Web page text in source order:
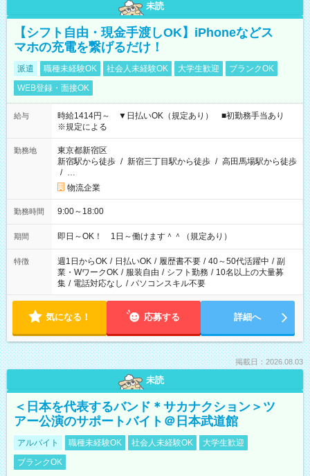
未読
【シフト自由・現金手渡しOK】iPhoneなどス
マホの充電を繋げるだけ！
派遣 職種未経験OK 社会人未経験OK 大学生歓迎
ブランクOK
WEB登録・面接OK
給与
時給1414円～ ▼日払いOK（規定あり） ■初勤務手当あり
※規定による
勤務地
東京都新宿区
新宿駅から徒歩 / 新宿三丁目駅から徒歩 / 高田馬場駅から徒歩
/ …
物流企業
勤務時間 9:00～18:00
期間 即日～OK！ 1日～働けます＾＾（規定あり）
特徴 週1日からOK / 日払いOK / 履歴書不要 / 40～50代活躍中 / 副
業・WワークOK / 服装自由 / シフト勤務 / 10名以上の大量募
集 / 電話対応なし / パソコンスキル不要
気になる！ 応募する 詳細へ
掲載日：2026.08.03
未読
＜日本を代表するバンド＊サカナクション＞ツ
アー公演のサポートバイト＠日本武道館
アルバイト 職種未経験OK 社会人未経験OK
大学生歓迎
ブランクOK